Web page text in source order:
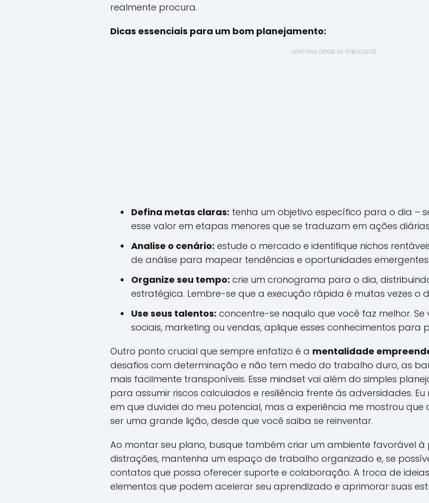
realmente procura.
Dicas essenciais para um bom planejamento:
CONTINUA DEPOIS DA PUBLICIDADE
Defina metas claras: tenha um objetivo específico para o dia –
esse valor em etapas menores que se traduzam em ações
Analise o cenário: estude o mercado e identifique nichos
de análise para mapear tendências e oportunidades emergentes.
Organize seu tempo: crie um cronograma para o dia,
estratégica. Lembre-se que a execução rápida é muitas vezes o
Use seus talentos: concentre-se naquilo que você faz melhor.
sociais, marketing ou vendas, aplique esses conhecimentos para
Outro ponto crucial que sempre enfatizo é a mentalidade
desafios com determinação e não tem medo do trabalho duro, as
mais facilmente transponíveis. Esse mindset vai além do simples
para assumir riscos calculados e resiliência frente às adversidades.
em que duvidei do meu potencial, mas a experiência me mostrou
ser uma grande lição, desde que você saiba se reinventar.
Ao montar seu plano, busque também criar um ambiente favorável à
distrações, mantenha um espaço de trabalho organizado e, se
contatos que possa oferecer suporte e colaboração. A troca de
elementos que podem acelerar seu aprendizado e aprimorar suas